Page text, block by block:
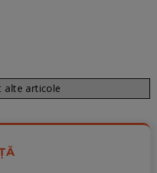
alte articole